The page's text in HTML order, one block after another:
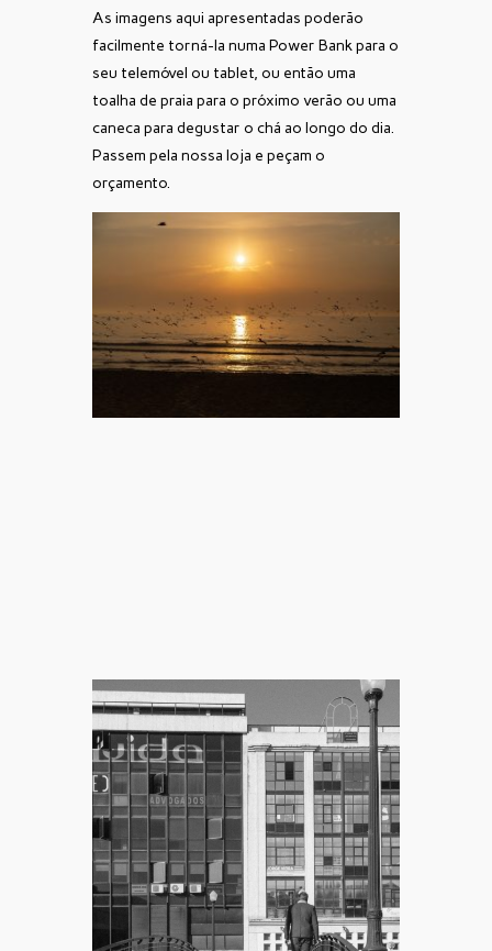
As imagens aqui apresentadas poderão
facilmente torná-la numa Power Bank para o
seu telemóvel ou tablet, ou então uma
toalha de praia para o próximo verão ou uma
caneca para degustar o chá ao longo do dia.
Passem pela nossa loja e peçam o
orçamento.